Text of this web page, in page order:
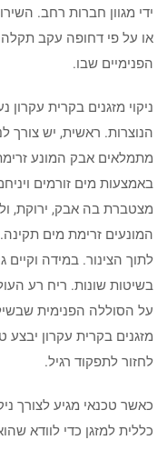
ידי מגוון חברות רחב.
או על פי דחופה עקב תקלה
הפנימיים שבו.
ניקוי מזגנים בקרית
הנוצרות. ראשית, יש צורך
מתמלאים אבק המונע
באמצעות מים זורמים
מצטברת בה אבק, ירוקת,
המונעים זרימת מים
לתוך הצינור. במידה וקיים
בשיטות שונות. ריח רע
על הסוללה הפנימית
מזגנים בקרית עקרון יבצע
לחזור לתפקוד רגיל.
כאשר טכנאי מגיע לצורך
כללית למזגן כדי לוודא